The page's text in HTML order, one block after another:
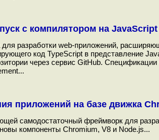
с компилятором на JavaScript
разработки web-приложений,
код TypeScript в представление
через сервис GitHub.
приложений на базе движка
самодостаточный фреймворк для
компоненты Chromium, V8 и Node.js...